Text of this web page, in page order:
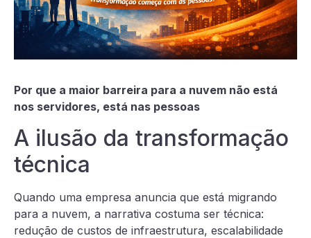
Por que a maior barreira para a nuvem não está
nos servidores, está nas pessoas
A ilusão da transformação
técnica
Quando uma empresa anuncia que está migrando
para a nuvem, a narrativa costuma ser técnica:
redução de custos de infraestrutura, escalabilidade